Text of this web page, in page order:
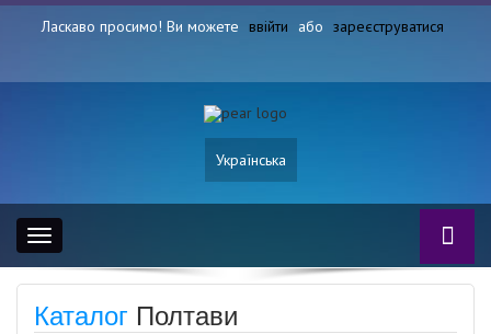
Ласкаво просимо! Ви можете ввійти або зареєструватися
Українська
Toggle
navigation
Каталог Полтави